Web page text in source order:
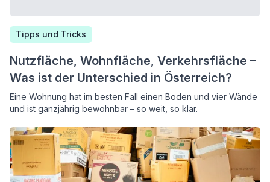
Tipps und Tricks
Nutzfläche, Wohnfläche, Verkehrsfläche –
Was ist der Unterschied in Österreich?
Eine Wohnung hat im besten Fall einen Boden und vier Wände
und ist ganzjährig bewohnbar – so weit, so klar.